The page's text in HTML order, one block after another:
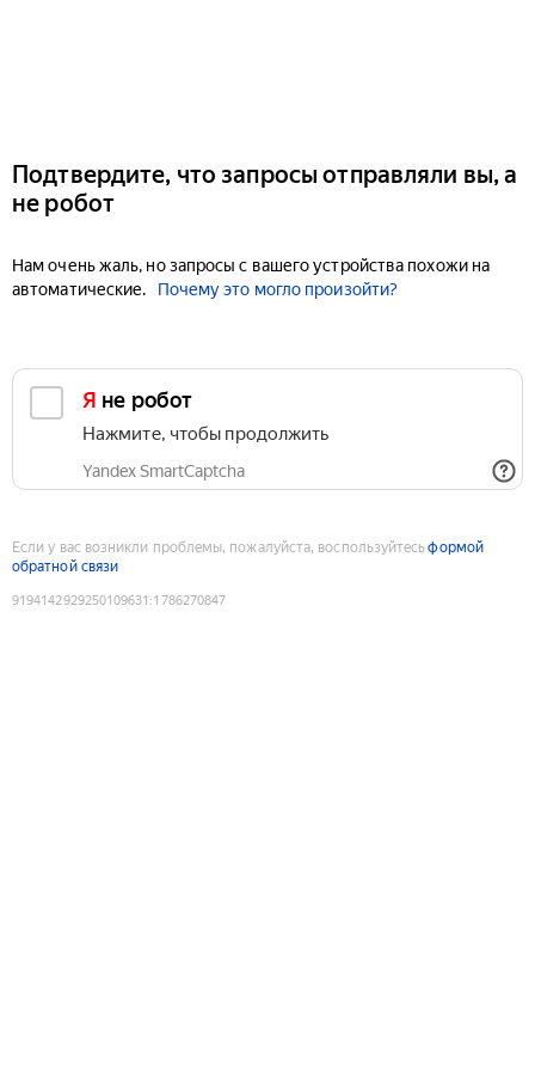
Подтвердите, что запросы отправляли вы, а
не робот
Нам очень жаль, но запросы с вашего устройства похожи на
автоматические.
Почему это могло произойти?
Я не робот
Нажмите, чтобы продолжить
Yandex SmartCaptcha
Если у вас возникли проблемы, пожалуйста, воспользуйтесьформой
обратной связи
9194142929250109631 :1786270847